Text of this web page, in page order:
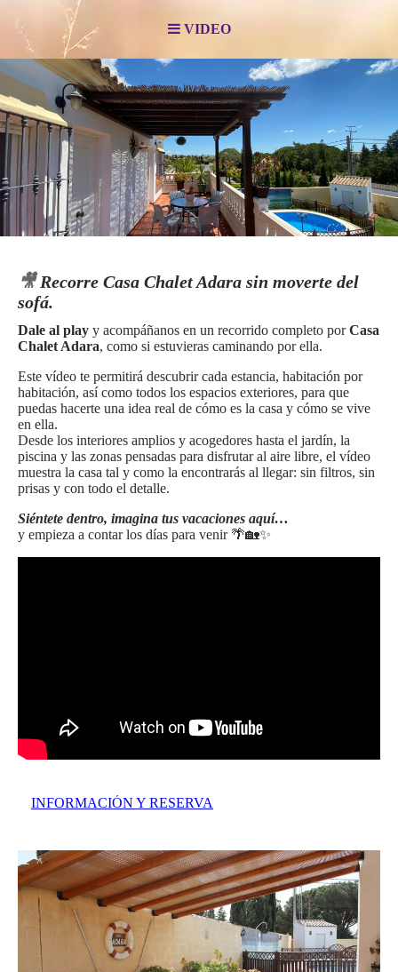
VIDEO
🎥Recorre Casa Chalet Adara sin moverte del
sofá.
Dale al play y acompáñanos en un recorrido completo porCasa
Chalet Adara, como si estuvieras caminando por ella.
Este vídeo te permitirá descubrir cada estancia, habitación por
habitación, así como todos los espacios exteriores, para que
puedas hacerte una idea real de cómo es la casa y cómo se vive
en ella.
Desde los interiores amplios y acogedores hasta el jardín, la
piscina y las zonas pensadas para disfrutar al aire libre, el vídeo
muestra la casa tal y como la encontrarás al llegar: sin filtros, sin
prisas y con todo el detalle.
Siéntete dentro, imagina tus vacaciones aquí…
y empieza a contar los días para venir 🌴🏡✨
INFORMACIÓN Y RESERVA